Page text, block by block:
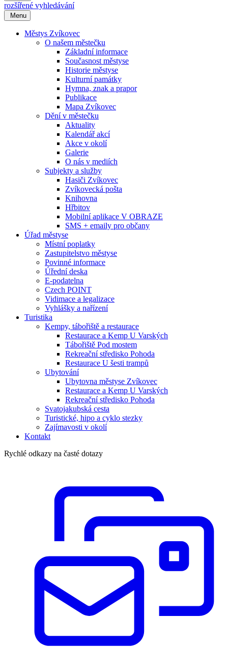
rozšířené vyhledávání
Menu
Městys Zvíkovec
O našem městečku
Základní informace
Současnost městyse
Historie městyse
Kulturní památky
Hymna, znak a prapor
Publikace
Mapa Zvíkovec
Dění v městečku
Aktuality
Kalendář akcí
Akce v okolí
Galerie
O nás v mediích
Subjekty a služby
Hasiči Zvíkovec
Zvíkovecká pošta
Knihovna
Hřbitov
Mobilní aplikace V OBRAZE
SMS + emaily pro občany
Úřad městyse
Místní poplatky
Zastupitelstvo městyse
Povinné informace
Úřední deska
E-podatelna
Czech POINT
Vidimace a legalizace
Vyhlášky a nařízení
Turistika
Kempy, tábořiště a restaurace
Restaurace a Kemp U Varských
Tábořiště Pod mostem
Rekreační středisko Pohoda
Restaurace U šesti trampů
Ubytování
Ubytovna městyse Zvíkovec
Restaurace a Kemp U Varských
Rekreační středisko Pohoda
Svatojakubská cesta
Turistické, hipo a cyklo stezky
Zajímavosti v okolí
Kontakt
Rychlé odkazy na časté dotazy